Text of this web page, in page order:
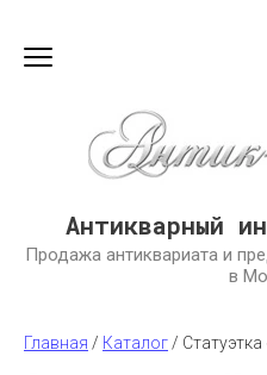
Антикварный
Продажа антиквариата и
в
Главная / Каталог / Статуэтка